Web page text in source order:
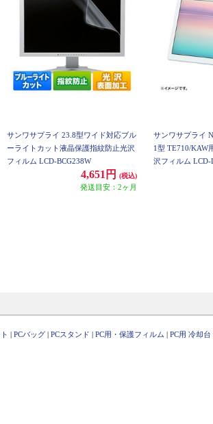
サンワサプライ 23.8型ワイド対応ブル
ーライトカット液晶保護指紋防止光沢
フィルム LCD-BCG238W
4,651円 (税込)
発送目安：2ヶ月
サンワサプライ
1型 TE710/KAW
沢フィルム LCD-
| PCバッグ | PCスタンド | PC用・保護フィルム | PC用 冷却